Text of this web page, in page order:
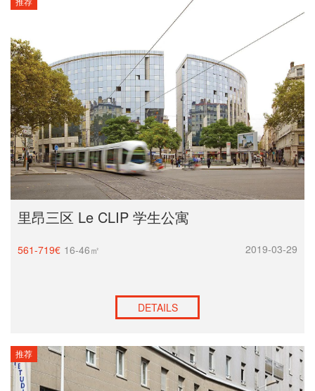
里昂三区 Le CLIP 学生公寓
561-719€ 16-46㎡ 2019-03-29
DETAILS
推荐